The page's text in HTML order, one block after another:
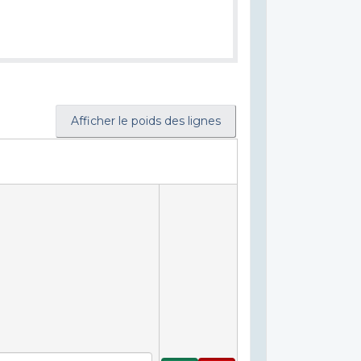
Afficher le poids des lignes